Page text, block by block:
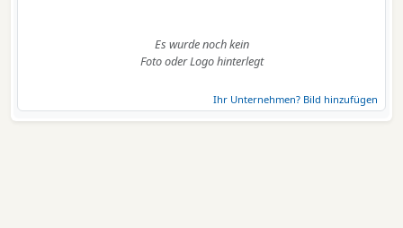
Es wurde noch kein
Foto oder Logo hinterlegt
Ihr Unternehmen? Bild hinzufügen